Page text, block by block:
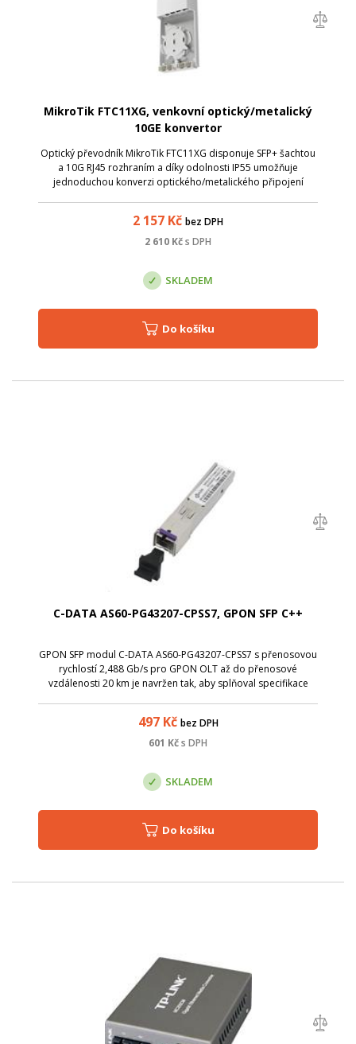
MikroTik FTC11XG, venkovní optický/metalický
10GE konvertor
Optický převodník MikroTik FTC11XG disponuje SFP+ šachtou
a 10G RJ45 rozhraním a díky odolnosti IP55 umožňuje
jednoduchou konverzi optického/metalického připojení
2 157 Kč bez DPH
2 610 Kčs DPH
SKLADEM
Do košíku
C-DATA AS60-PG43207-CPSS7, GPON SFP C++
GPON SFP modul C-DATA AS60-PG43207-CPSS7 s přenosovou
rychlostí 2,488 Gb/s pro GPON OLT až do přenosové
vzdálenosti 20 km je navržen tak, aby splňoval specifikace
497Kč bez DPH
601 Kčs DPH
SKLADEM
Do košíku